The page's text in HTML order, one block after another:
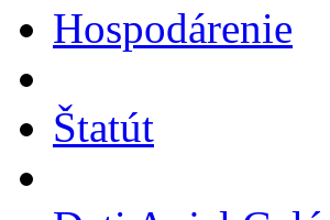
Hospodárenie
Štatút